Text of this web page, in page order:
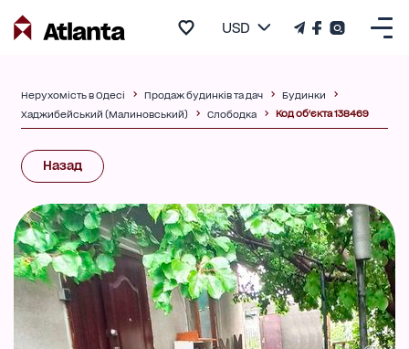
USD
Нерухомість в Одесі Продаж будинків та дач
Будинки
Хаджибейський (Малиновський)
Слободка Код об'єкта 138469
Назад